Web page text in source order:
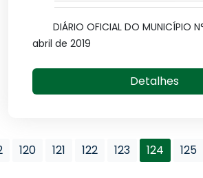
DIÁRIO OFICIAL DO MUNICÍPIO
abril de 2019
Detalhes
120 121 122 123 124 125